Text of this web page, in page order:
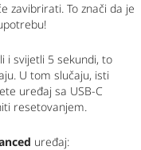
zavibrirati. To znači da je
i svijetli 5 sekundi, to
U tom slučaju, isti
uređaj sa USB-C
resetovanjem.
uređaj: